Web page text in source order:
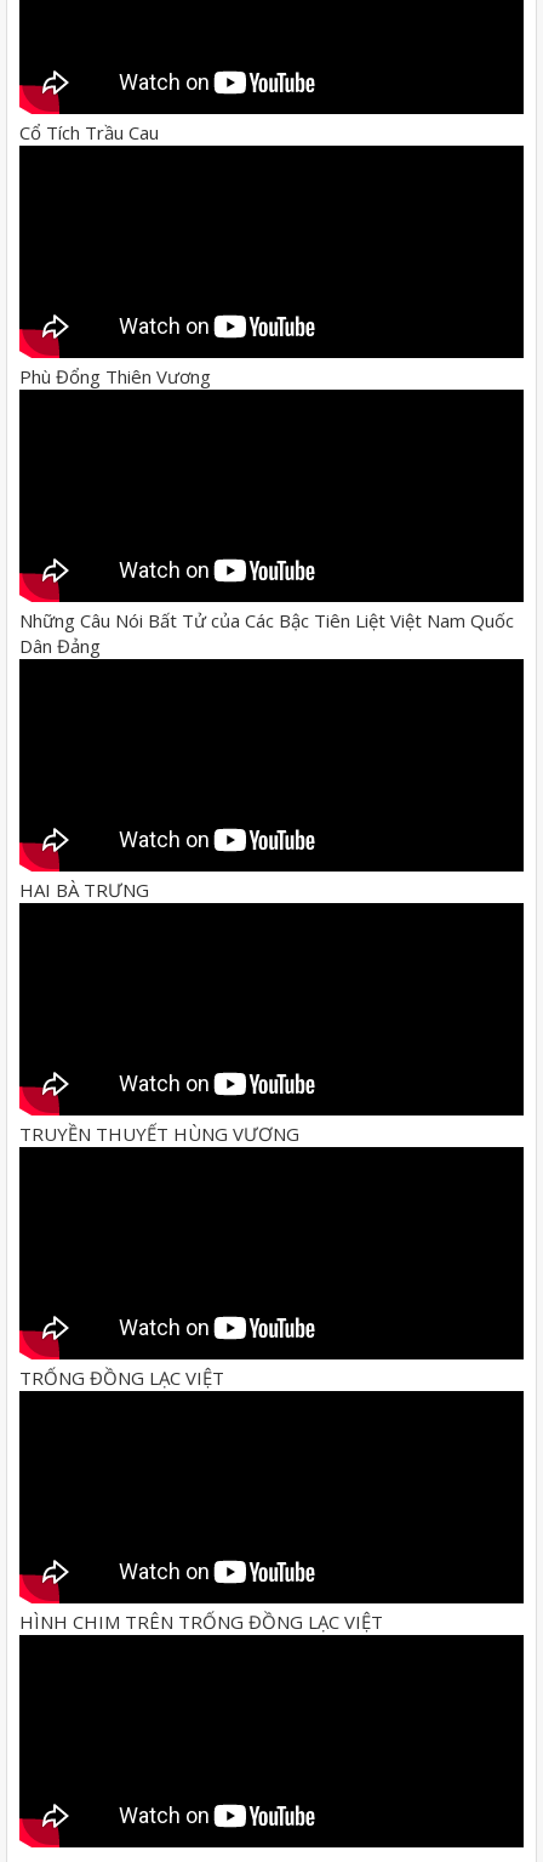
Cổ Tích Trầu Cau
Phù Đổng Thiên Vương
Những Câu Nói Bất Tử của Các Bậc Tiên Liệt Việt Nam Quốc
Dân Đảng
HAI BÀ TRƯNG
TRUYỀN THUYẾT HÙNG VƯƠNG
TRỐNG ĐỒNG LẠC VIỆT
HÌNH CHIM TRÊN TRỐNG ĐỒNG LẠC VIỆT